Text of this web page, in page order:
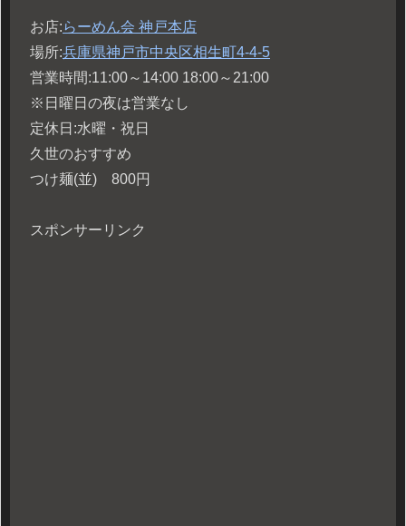
お店:らーめん会 神戸本店
場所:兵庫県神戸市中央区相生町4-4-5
営業時間:11:00～14:00 18:00～21:00
※日曜日の夜は営業なし
定休日:水曜・祝日
久世のおすすめ
つけ麺(並) 800円
スポンサーリンク